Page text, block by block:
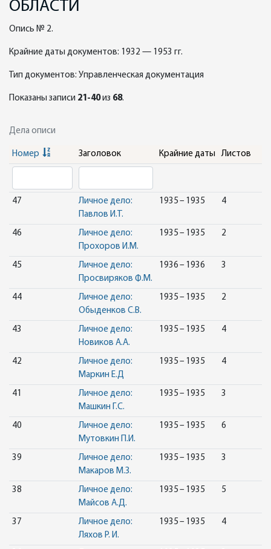
ОБЛАСТИ
Опись № 2.
Крайние даты документов: 1932 — 1953 гг.
Тип документов: Управленческая документация
Показаны записи 21-40из 68.
Дела описи
Номер Заголовок Крайние даты Листов
47
Личное дело:
Павлов И.Т.
1935 – 1935 4
46
Личное дело:
Прохоров И.М.
1935 – 1935 2
45
Личное дело:
Просвиряков Ф.М.
1936 – 1936 3
44
Личное дело:
Обыденков С.В.
1935 – 1935 2
43
Личное дело:
Новиков А.А.
1935 – 1935 4
42
Личное дело:
Маркин Е.Д
1935 – 1935 4
41
Личное дело:
Машкин Г.С.
1935 – 1935 3
40
Личное дело:
Мутовкин П.И.
1935 – 1935 6
39
Личное дело:
Макаров М.З.
1935 – 1935 3
38
Личное дело:
Майсов А.Д.
1935 – 1935 5
37
Личное дело:
Ляхов Р. И.
1935 – 1935 4